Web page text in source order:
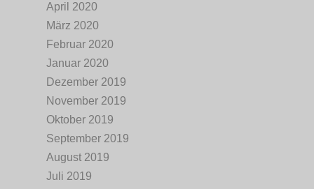
April 2020
März 2020
Februar 2020
Januar 2020
Dezember 2019
November 2019
Oktober 2019
September 2019
August 2019
Juli 2019